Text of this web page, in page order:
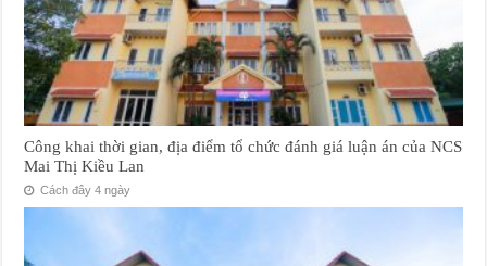
Công khai thời gian, địa điểm tổ chức đánh giá luận án của NCS
Mai Thị Kiều Lan
Cách đây 4 ngày